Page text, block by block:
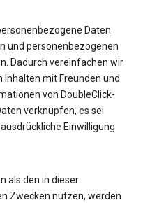
Daten
und personenbezogenen
Dadurch vereinfachen wir
Inhalten mit Freunden und
von DoubleClick-
verknüpfen, es sei
Einwilligung
als den in dieser
Zwecken nutzen, werden